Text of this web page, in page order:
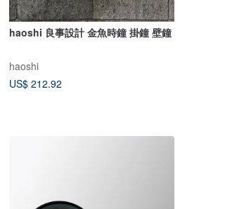
haoshi 良事設計 金魚時鐘 掛鐘 壁鐘
haoshi
US$ 212.92